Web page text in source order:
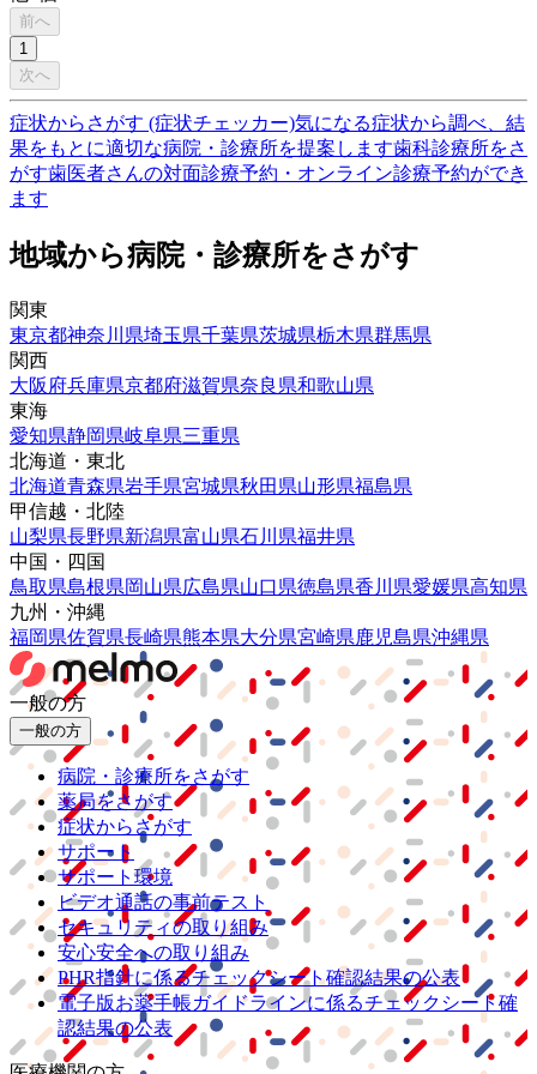
前へ
1
次へ
症状からさがす (症状チェッカー)気になる症状から調べ、結
果をもとに適切な病院・診療所を提案します歯科診療所をさ
がす歯医者さんの対面診療予約・オンライン診療予約ができ
ます
地域から病院・診療所をさがす
関東
東京都神奈川県埼玉県千葉県茨城県栃木県群馬県
関西
大阪府兵庫県京都府滋賀県奈良県和歌山県
東海
愛知県静岡県岐阜県三重県
北海道・東北
北海道青森県岩手県宮城県秋田県山形県福島県
甲信越・北陸
山梨県長野県新潟県富山県石川県福井県
中国・四国
鳥取県島根県岡山県広島県山口県徳島県香川県愛媛県高知県
九州・沖縄
福岡県佐賀県長崎県熊本県大分県宮崎県鹿児島県沖縄県
一般の方
一般の方
病院・診療所をさがす
薬局をさがす
症状からさがす
サポート
サポート環境
ビデオ通話の事前テスト
セキュリティの取り組み
安心安全への取り組み
PHR指針に係るチェックシート確認結果の公表
電子版お薬手帳ガイドラインに係るチェックシート確
認結果の公表